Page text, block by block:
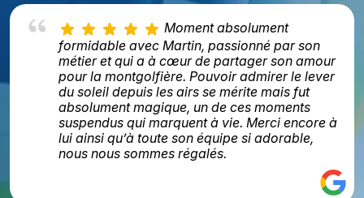
Moment absolument
formidable avec Martin, passionné par son
métier et qui a à cœur de partager son amour
pour la montgolfière. Pouvoir admirer le lever
du soleil depuis les airs se mérite mais fut
absolument magique, un de ces moments
suspendus qui marquent à vie. Merci encore à
lui ainsi qu’à toute son équipe si adorable,
nous nous sommes régalés.